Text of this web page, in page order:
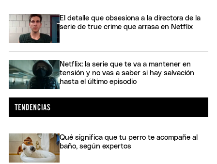
El detalle que obsesiona a la directora de la
serie de true crime que arrasa en Netflix
Netflix: la serie que te va a mantener en
tensión y no vas a saber si hay salvación
hasta el último episodio
Qué significa que tu perro te acompañe al
baño, según expertos